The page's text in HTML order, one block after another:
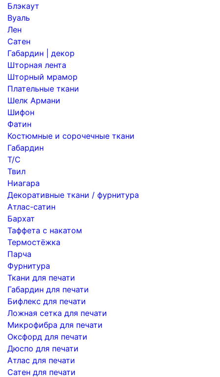
Блэкаут
Вуаль
Лен
Сатен
Габардин | декор
Шторная лента
Шторный мрамор
Плательные ткани
Шелк Армани
Шифон
Фатин
Костюмные и сорочечные ткани
Габардин
Т/С
Твил
Ниагара
Декоративные ткани / фурнитура
Атлас-сатин
Бархат
Таффета с накатом
Термостёжка
Парча
Фурнитура
Ткани для печати
Габардин для печати
Бифлекс для печати
Ложная сетка для печати
Микрофибра для печати
Оксфорд для печати
Дюспо для печати
Атлас для печати
Сатен для печати